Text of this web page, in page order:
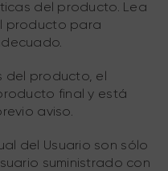
del producto. Lea
producto para
del producto, el
final y está
aviso.
del Usuario son sólo
suministrado con